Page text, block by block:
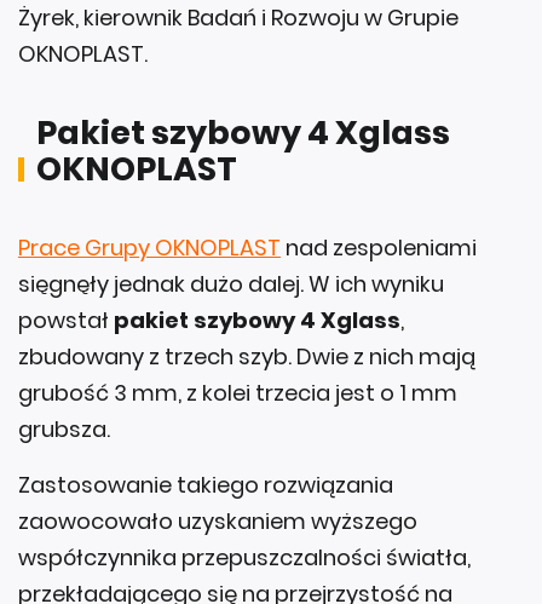
Żyrek, kierownik Badań i Rozwoju w Grupie
OKNOPLAST.
Pakiet szybowy 4 Xglass
OKNOPLAST
Prace Grupy OKNOPLAST nad zespoleniami
sięgnęły jednak dużo dalej. W ich wyniku
powstał pakiet szybowy 4 Xglass,
zbudowany z trzech szyb. Dwie z nich mają
grubość 3 mm, z kolei trzecia jest o 1 mm
grubsza.
Zastosowanie takiego rozwiązania
zaowocowało uzyskaniem wyższego
współczynnika przepuszczalności światła,
przekładającego się na przejrzystość na